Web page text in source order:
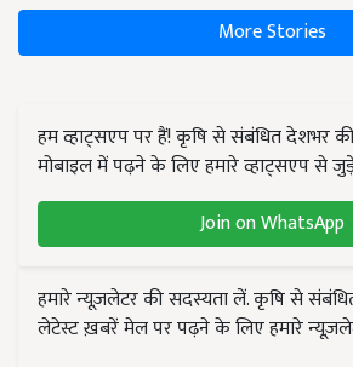
More Stories
हम व्हाट्सएप पर हैं! कृषि से संबंधित देशभर
मोबाइल में पढ़ने के लिए हमारे व्हाट्सएप से
Join on WhatsApp
हमारे न्यूज़लेटर की सदस्यता लें. कृषि से
लेटेस्ट ख़बरें मेल पर पढ़ने के लिए हमारे